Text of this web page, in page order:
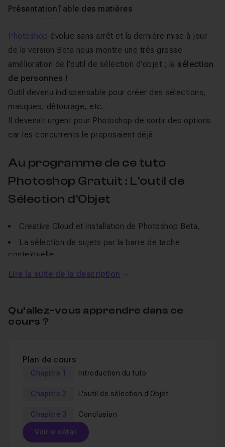
PrésentationTable des matières
Photoshop évolue sans arrêt et la dernière mise à jour
de la version Beta nous montre une très grosse
amélioration de l'outil de sélection d'objet ; la sélection
de personnes !
Outil devenu indispensable pour créer des sélections,
masques, détourage, etc.
Il devenait urgent pour Photoshop de sortir des options
car les concurrents le proposaient déjà.
Au programme de ce tuto
Photoshop Gratuit : L'outil de
Sélection d'Objet
Creative Cloud et installation de Photoshop Beta,
La sélection de sujets par la barre de tache
contextuelle,
L'outil sélection d'objets et ses options,
Tous les fichiers de travail sont fournis
la FAQ.
Si vous êtes débutant à Photoshop, n’hésitez pas à
Apprendre Photoshop 2024
Uneversion d'essai de Photoshop
téléchargée.
Lire la suite de la description
Qu’allez-vous apprendre dans ce
cours ?
Plan de cours
Chapitre 1 Introduction du tuto
Chapitre 2 L'outil de sélection d'Objet
Chapitre 3 Conclusion
Voir le détail